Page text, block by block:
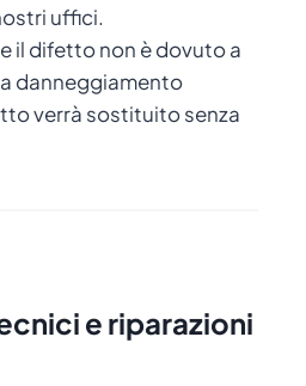
uffici.
il difetto non è dovuto a
danneggiamento
verrà sostituito senza
e riparazioni